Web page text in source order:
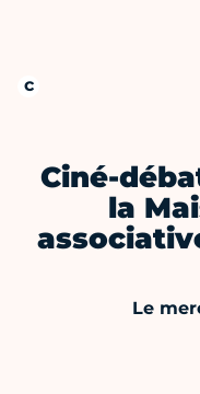
Ciné-
la
Le